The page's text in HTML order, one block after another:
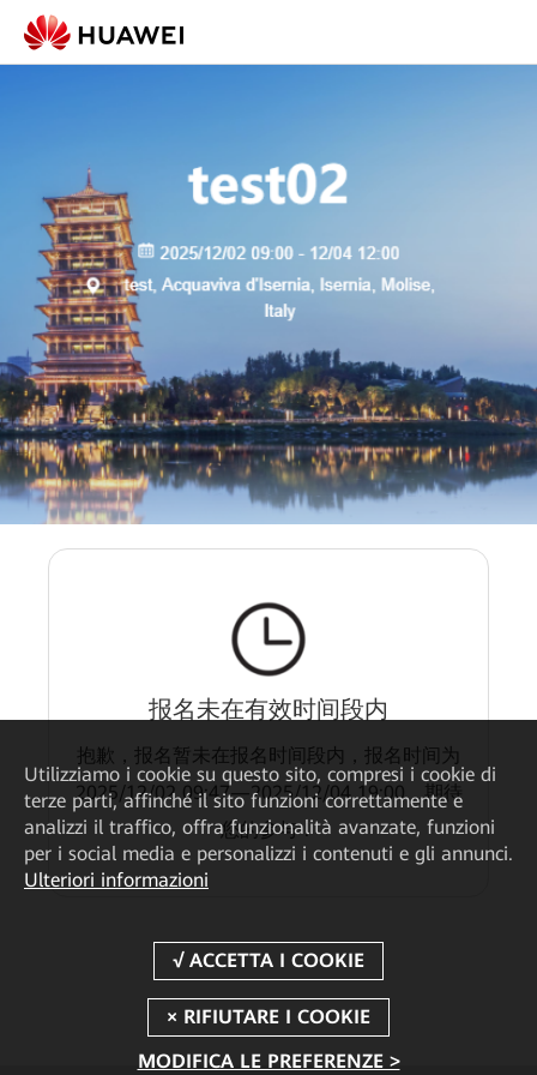
报名未在有效时间段内
抱歉，报名暂未在报名时间段内，报名时间为
2025/12/02 09:47—2025/12/04 19:00，期待
您的参与！
Utilizziamo i cookie su questo sito, compresi i cookie di
terze parti, affinché il sito funzioni correttamente e
analizzi il traffico, offra funzionalità avanzate, funzioni
per i social media e personalizzi i contenuti e gli annunci.
Ulteriori informazioni
MODIFICA LE PREFERENZE >